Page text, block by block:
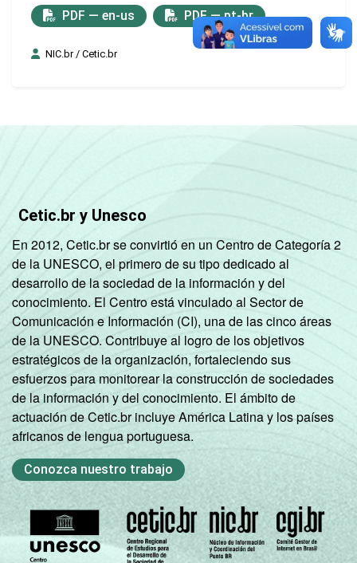
PDF — en-us PDF — pt-br
NIC.br / Cetic.br
Cetic.br y Unesco
En 2012, Cetic.br se convirtió en un Centro de Categoría 2
de la UNESCO, el primero de su tipo dedicado al
desarrollo de la sociedad de la información y del
conocimiento. El Centro está vinculado al Sector de
Comunicación e Información (CI), una de las cinco áreas
de la UNESCO. Contribuye al logro de los objetivos
estratégicos de la organización, fortaleciendo sus
esfuerzos para monitorear la construcción de sociedades
de la información y del conocimiento. El ámbito de
actuación de Cetic.br incluye América Latina y los países
africanos de lengua portuguesa.
Conozca nuestro trabajo